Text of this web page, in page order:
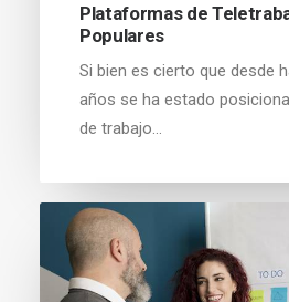
Plataformas de
Populares
Si bien es cierto que desde
años se ha estado
de trabajo…